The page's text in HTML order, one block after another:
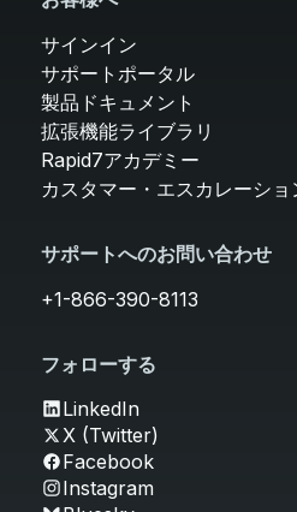
サインイン
サポートポータル
製品ドキュメント
拡張機能ライブラリ
Rapid7アカデミー
カスタマー・エスカレーシ
サポートへのお問い合わせ
+1-866-390-8113
フォローする
LinkedIn
X (Twitter)
Facebook
Instagram